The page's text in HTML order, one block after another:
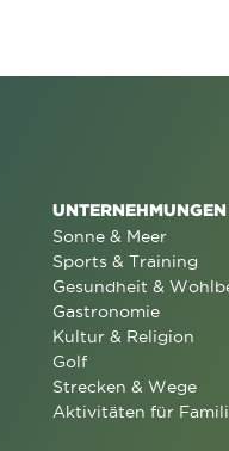
UNTERNEHMUNGEN
Sonne & Meer
Sports & Training
Gesundheit &
Gastronomie
Kultur & Religion
Golf
Strecken & Wege
Aktivitäten für